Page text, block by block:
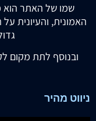
שמו של האתר הוא
האמונית, והעיונית
ובנוסף לתת מקום
ניווט מהיר